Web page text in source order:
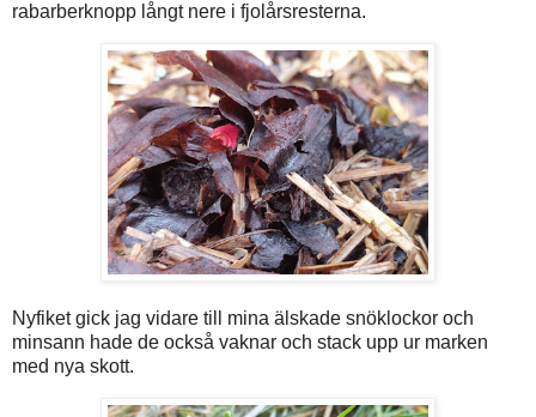
rabarberknopp långt nere i fjolårsresterna.
Nyfiket gick jag vidare till mina älskade snöklockor och
minsann hade de också vaknar och stack upp ur marken
med nya skott.